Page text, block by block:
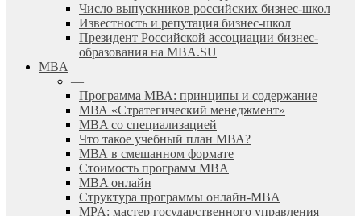
Число выпускников российских бизнес-школ
Известность и репутация бизнес-школ
Президент Российской ассоциации бизнес-
образования на MBA.SU
MBA
—
Программа МВА: принципы и содержание
МВА «Cтратегический менеджмент»
MBA со специализацией
Что такое учебный план МВА?
МВА в смешанном формате
Стоимость программ MBA
MBA онлайн
Cтруктура программы онлайн-MBA
MPA: мастер государственного управления